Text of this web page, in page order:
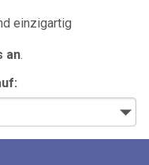
einzigartig
an.